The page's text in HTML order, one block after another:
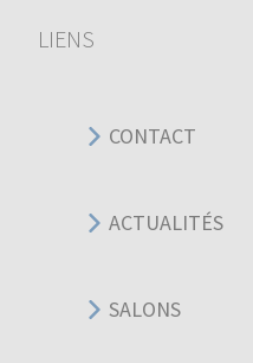
LIENS
CONTACT
ACTUALITÉS
SALONS